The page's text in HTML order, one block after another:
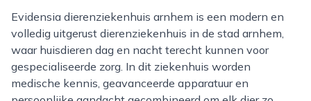
Evidensia dierenziekenhuis arnhem is een modern en
volledig uitgerust dierenziekenhuis in de stad arnhem,
waar huisdieren dag en nacht terecht kunnen voor
gespecialiseerde zorg. In dit ziekenhuis worden
medische kennis, geavanceerde apparatuur en